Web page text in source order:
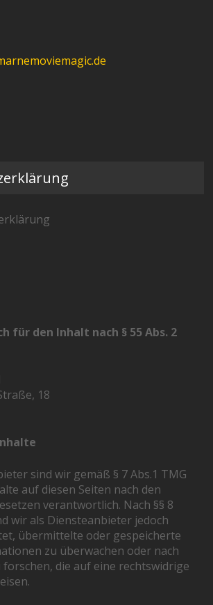
für den Inhalt nach § 55 Abs. 2
18
sind wir gemäß § 7 Abs.1 TMG
auf diesen Seiten nach den
verantwortlich. Nach §§ 8
wir als Diensteanbieter jedoch
übermittelte oder gespeicherte
zu überwachen oder nach
forschen, die auf eine rechtswidrige